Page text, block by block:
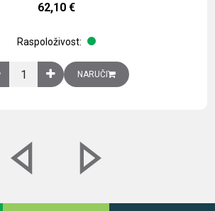
62,10 €
Raspoloživost:
Obična montažna ploča V1000xŠ800mm,
NARUČI